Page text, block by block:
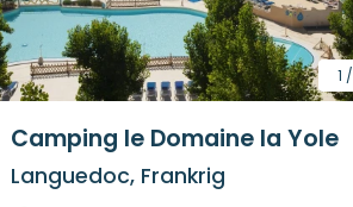
1 /
Camping le Domaine la Yole
Languedoc, Frankrig